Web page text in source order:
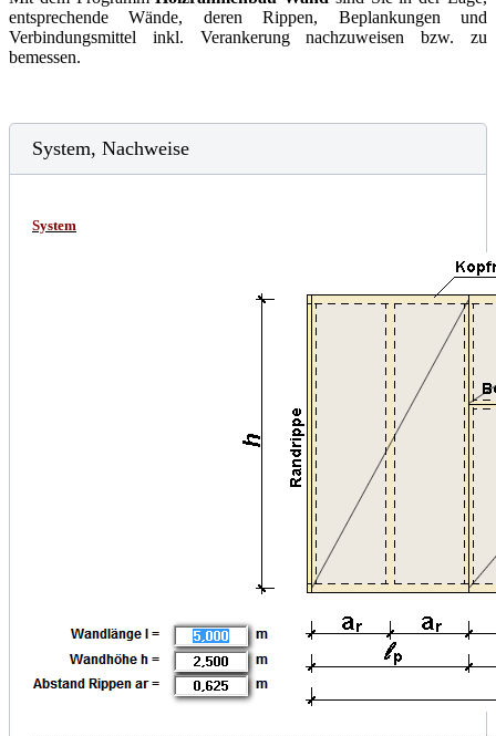
entsprechende Wände, deren Rippen, Beplankungen und
Verbindungsmittel inkl. Verankerung nachzuweisen bzw. zu
bemessen.
System, Nachweise
System